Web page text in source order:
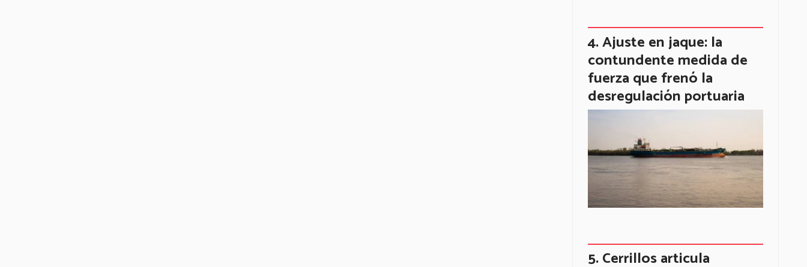
Ajuste en jaque: la
contundente medida de
fuerza que frenó la
desregulación portuaria
Cerrillos articula